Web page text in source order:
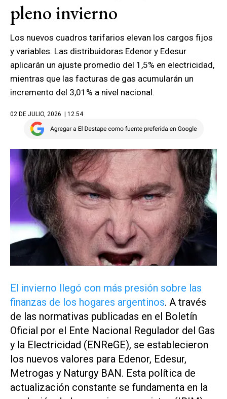
pleno invierno
Los nuevos cuadros tarifarios elevan los cargos fijos
y variables. Las distribuidoras Edenor y Edesur
aplicarán un ajuste promedio del 1,5% en electricidad,
mientras que las facturas de gas acumularán un
incremento del 3,01% a nivel nacional.
02 DE JULIO, 2026 | 12.54
El invierno llegó con más presión sobre las
finanzas de los hogares argentinos. A través
de las normativas publicadas en el Boletín
Oficial por el Ente Nacional Regulador del Gas
y la Electricidad (ENReGE), se establecieron
los nuevos valores para Edenor, Edesur,
Metrogas y Naturgy BAN. Esta política de
actualización constante se fundamenta en la